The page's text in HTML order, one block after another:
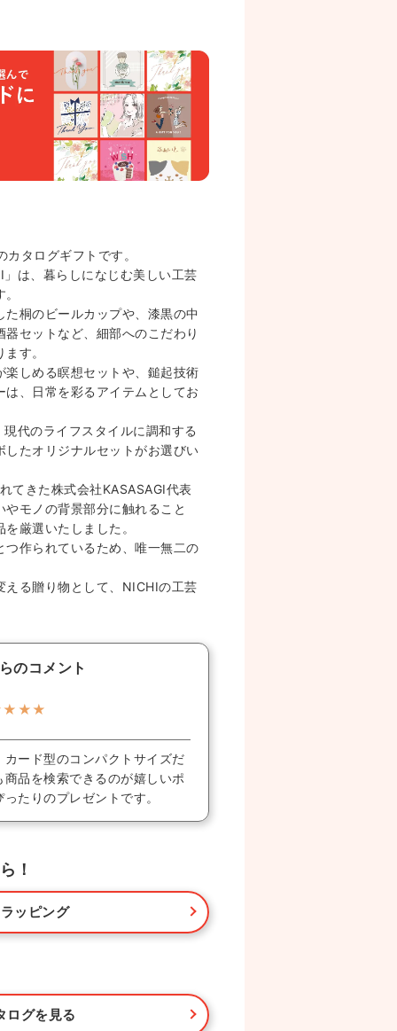
タログギフトです。
は、暮らしになじむ美しい工芸
桐のビールカップや、漆黒の中
セットなど、細部へのこだわり
す。
しめる瞑想セットや、鎚起技術
、日常を彩るアイテムとしてお
代のライフスタイルに調和する
たオリジナルセットがお選びい
てきた株式会社KASASAGI代表
モノの背景部分に触れること
厳選いたしました。
作られているため、唯一無二の
える贈り物として、NICHIの工芸
のコメント
ード型のコンパクトサイズだ
品を検索できるのが嬉しいポ
たりのプレゼントです。
！
ッピング
ログを見る